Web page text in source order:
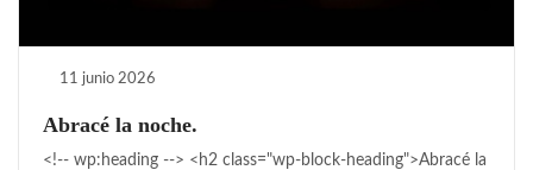
11 junio 2026
Abracé la noche.
<!-- wp:heading --> <h2 class="wp-block-heading">Abracé la